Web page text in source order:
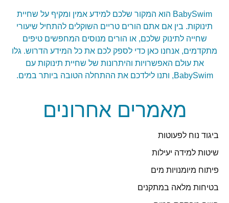
BabySwim הוא המקור שלכם למידע אמין ומקיף על שחיית
תינוקות. בין אם אתם הורים טריים השוקלים להתחיל שיעורי
שחייה לתינוק שלכם, או הורים מנוסים המחפשים טיפים
מתקדמים, אנחנו כאן כדי לספק לכם את כל המידע הדרוש. גלו
את עולם האפשרויות והיתרונות של שחיית תינוקות עם
BabySwim, ותנו לילדכם את ההתחלה הטובה ביותר במים.
מאמרים אחרונים
ביגוד נוח לפעוטות
שיטות למידה יעילות
פיתוח מיומנויות מים
בטיחות מלאה במתקנים